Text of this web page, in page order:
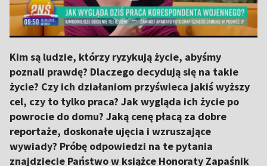
Kim są ludzie, którzy ryzykują życie, abyśmy
poznali prawdę? Dlaczego decydują się na takie
życie? Czy ich działaniom przyświeca jakiś wyższy
cel, czy to tylko praca? Jak wygląda ich życie po
powrocie do domu? Jaką cenę płacą za dobre
reportaże, doskonałe ujęcia i wzruszające
wywiady? Próbę odpowiedzi na te pytania
znajdziecie Państwo w książce Honoraty Zapaśnik